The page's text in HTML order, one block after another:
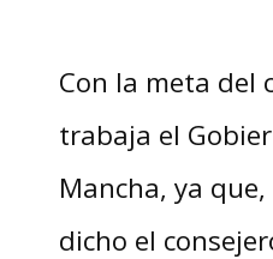
Con la meta del
trabaja el
Mancha, ya
dicho el